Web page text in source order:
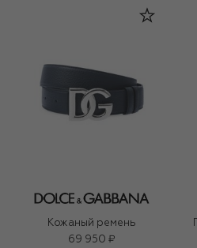
Кожаный ремень
69 950 ₽